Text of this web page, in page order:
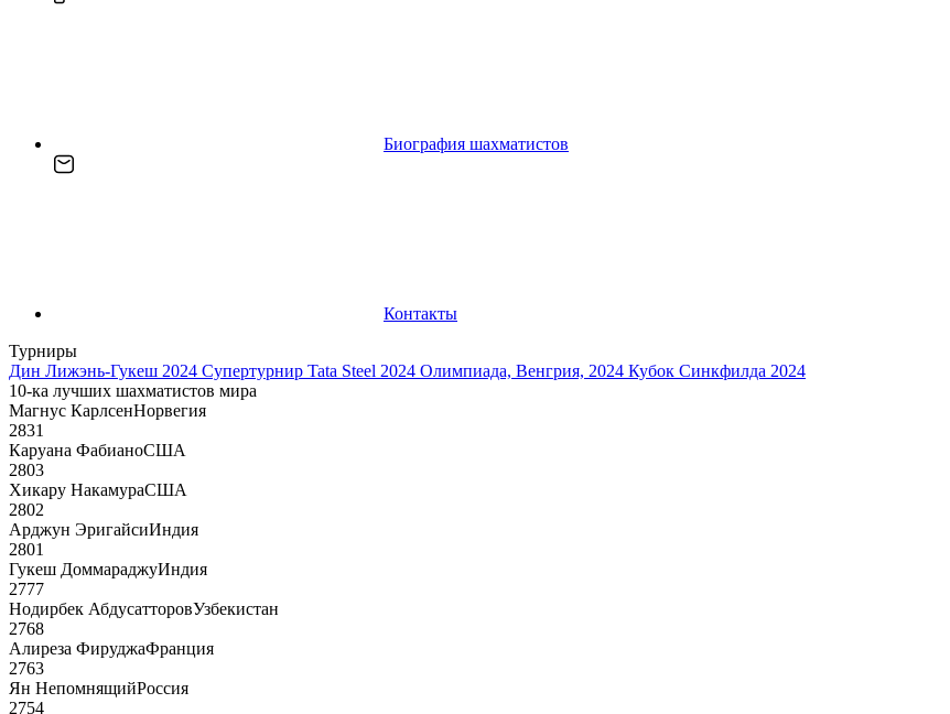
Биография шахматистов
Контакты
Турниры
Дин Лижэнь-Гукеш 2024 Супертурнир Tata Steel 2024 Олимпиада, Венгрия, 2024 Кубок Синкфилда 2024
10-ка лучших шахматистов мира
Магнус КарлсенНорвегия
2831
Каруана ФабианоСША
2803
Хикару НакамураСША
2802
Арджун ЭригайсиИндия
2801
Гукеш ДоммараджуИндия
2777
Нодирбек АбдусатторовУзбекистан
2768
Алиреза ФируджаФранция
2763
Ян НепомнящийРоссия
2754